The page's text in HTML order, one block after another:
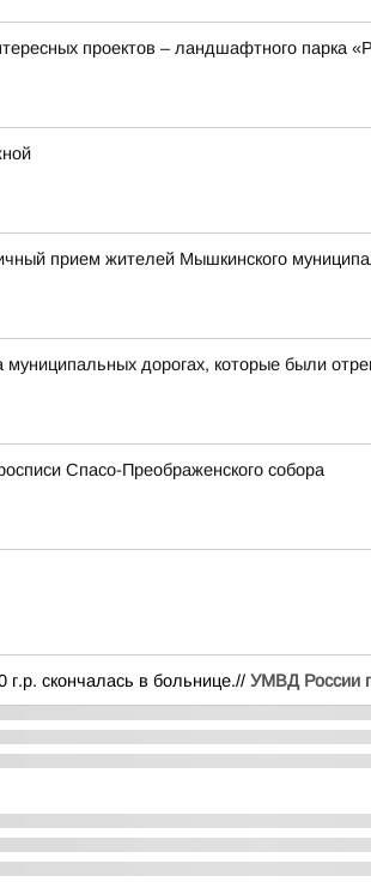
проектов – ландшафтного парка
прием жителей Мышкинского
дорогах, которые были
Спасо-Преображенского собора
скончалась в больнице.// УМВД России